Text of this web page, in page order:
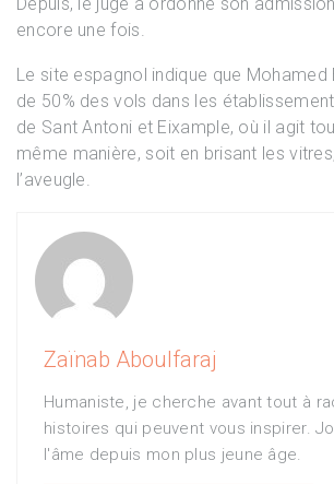
encore une fois.
Le site espagnol indique que Mohamed
de 50% des vols dans les
de Sant Antoni et Eixample, où il agit
même manière, soit en brisant les
l’aveugle.
Zaïnab Aboulfaraj
Humaniste, je cherche avant tout à
histoires qui peuvent vous inspirer.
l'âme depuis mon plus jeune âge.